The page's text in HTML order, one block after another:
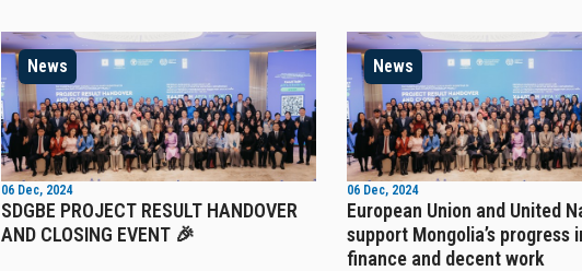
News
06 Dec, 2024
SDGBE PROJECT RESULT HANDOVER
AND CLOSING EVENT 🎉
News
06 Dec, 2024
European Union and United
support Mongolia’s progress
finance and decent work